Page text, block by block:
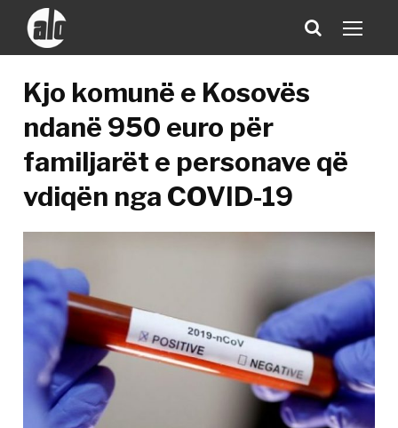
Kjo komunë e Kosovës
ndanë 950 euro për
familjarët e personave që
vdiqën nga COVID-19